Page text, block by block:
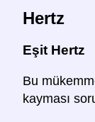
Hertz
Eşit Hertz
Bu
kayması